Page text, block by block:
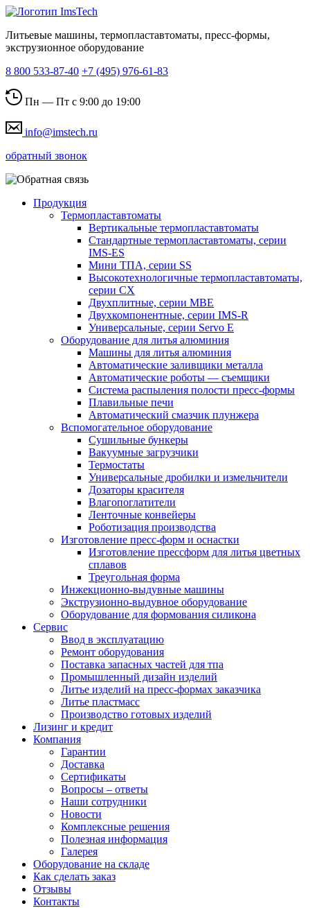
Литьевые машины, термопластавтоматы, пресс-формы,
экструзионное оборудование
8 800 533-87-40 +7 (495) 976-61-83
Пн — Пт с 9:00 до 19:00
info@imstech.ru
обратный звонок
Продукция
Термопластавтоматы
Вертикальные термопластавтоматы
Стандартные термопластавтоматы, серии
IMS-ES
Мини ТПА, серии SS
Высокотехнологичные термопластавтоматы,
серии СХ
Двухплитные, серии MBE
Двухкомпонентные, серии IMS-R
Универсальные, серии Servo E
Оборудование для литья алюминия
Машины для литья алюминия
Автоматические заливщики металла
Автоматические роботы — съемщики
Система распыления полости пресс-формы
Плавильные печи
Автоматический смазчик плунжера
Вспомогательное оборудование
Сушильные бункеры
Вакуумные загрузчики
Термостаты
Универсальные дробилки и измельчители
Дозаторы красителя
Влагопоглатители
Ленточные конвейеры
Роботизация производства
Изготовление пресс-форм и оснастки
Изготовление прессформ для литья цветных
сплавов
Треугольная форма
Инжекционно-выдувные машины
Экструзионно-выдувное оборудование
Оборудование для формования силикона
Сервис
Ввод в эксплуатацию
Ремонт оборудования
Поставка запасных частей для тпа
Промышленный дизайн изделий
Литье изделий на пресс-формах заказчика
Литье пластмасс
Производство готовых изделий
Лизинг и кредит
Компания
Гарантии
Доставка
Сертификаты
Вопросы – ответы
Наши сотрудники
Новости
Комплексные решения
Полезная информация
Галерея
Оборудование на складе
Как сделать заказ
Отзывы
Контакты